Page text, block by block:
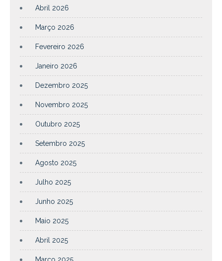
Abril 2026
Março 2026
Fevereiro 2026
Janeiro 2026
Dezembro 2025
Novembro 2025
Outubro 2025
Setembro 2025
Agosto 2025
Julho 2025
Junho 2025
Maio 2025
Abril 2025
Março 2025